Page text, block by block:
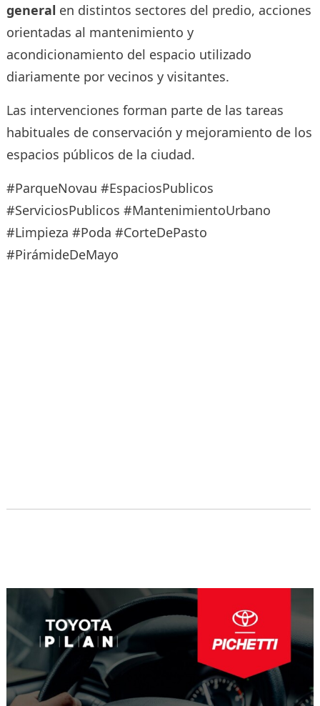
general en distintos sectores del predio, acciones
orientadas al mantenimiento y
acondicionamiento del espacio utilizado
diariamente por vecinos y visitantes.
Las intervenciones forman parte de las tareas
habituales de conservación y mejoramiento de los
espacios públicos de la ciudad.
#ParqueNovau #EspaciosPublicos
#ServiciosPublicos #MantenimientoUrbano
#Limpieza #Poda #CorteDePasto
#PirámideDeMayo
entradas